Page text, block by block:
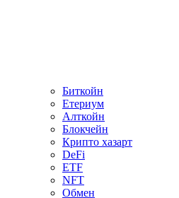
Биткойн
Етериум
Алткойн
Блокчейн
Крипто хазарт
DeFi
ETF
NFT
Обмен